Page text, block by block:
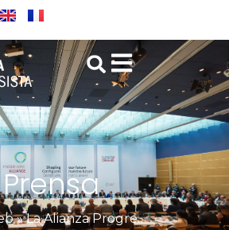
Prensa
»La Alianza Progresista condena la detención de los líderes del HDP en Turquía